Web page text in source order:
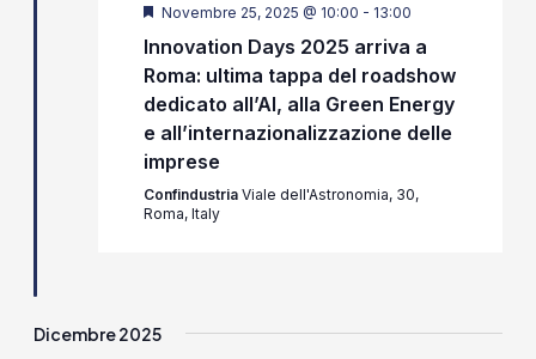
Segnalati
Novembre 25, 2025 @ 10:00 - 13:00
Innovation Days 2025 arriva a
Roma: ultima tappa del roadshow
dedicato all’AI, alla Green Energy
e all’internazionalizzazione delle
imprese
Confindustria Viale dell'Astronomia, 30,
Roma, Italy
Dicembre 2025